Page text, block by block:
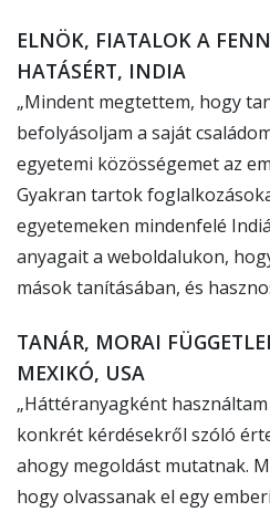
ELNÖK, FIATALOK A
HATÁSÉRT, INDIA
„Mindent megtettem, hogy
befolyásoljam a saját
egyetemi közösségemet az
Gyakran tartok
egyetemeken mindenfelé
anyagait a weboldalukon,
mások tanításában, és
TANÁR, MORAI
MEXIKÓ, USA
„Háttéranyagként
konkrét kérdésekről szóló
ahogy megoldást mutatnak.
hogy olvassanak el egy